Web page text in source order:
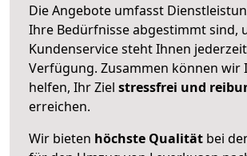
Die Angebote umfasst
Ihre Bedürfnisse abgestimmt sind,
Kundenservice steht Ihnen
Verfügung. Zusammen können wir
helfen, Ihr Ziel stressfrei und
erreichen.
Wir bieten höchste Qualität bei